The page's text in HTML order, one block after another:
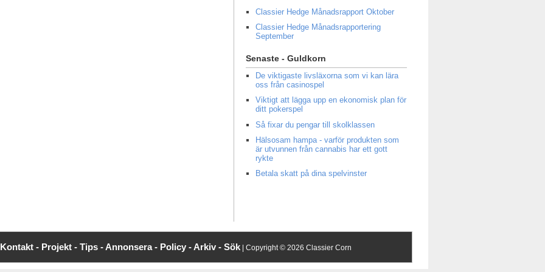
Classier Hedge Månadsrapport Oktober
Classier Hedge Månadsrapportering
September
Senaste - Guldkorn
De viktigaste livsläxorna som vi kan lära
oss från casinospel
Viktigt att lägga upp en ekonomisk plan för
ditt pokerspel
Så fixar du pengar till skolklassen
Hälsosam hampa - varför produkten som
är utvunnen från cannabis har ett gott
rykte
Betala skatt på dina spelvinster
Kontakt - Projekt - Tips -Annonsera - Policy -Arkiv - Sök | Copyright © 2026 Classier Corn